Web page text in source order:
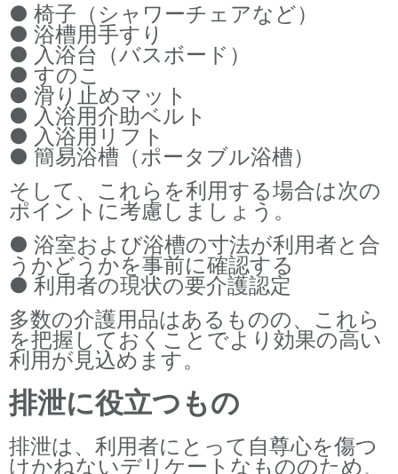
● 椅子（シャワーチェアなど）
● 浴槽用手すり
● 入浴台（バスボード）
● すのこ
● 滑り止めマット
● 入浴用介助ベルト
● 入浴用リフト
● 簡易浴槽（ポータブル浴槽）
そして、これらを利用する場合は次の
ポイントに考慮しましょう。
● 浴室および浴槽の寸法が利用者と合
うかどうかを事前に確認する
● 利用者の現状の要介護認定
多数の介護用品はあるものの、これら
を把握しておくことでより効果の高い
利用が見込めます。
排泄に役立つもの
排泄は、利用者にとって自尊心を傷つ
けかねないデリケートなもののため、